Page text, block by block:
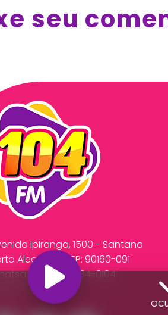
seu
Ipiranga, 1500 - Santana
Alegre/RS CEP: 90160-091
(51) 99534-0104
(51) 3218-2591